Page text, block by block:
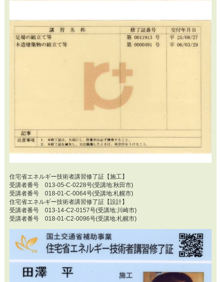
住宅省エネルギー技術者講習修了証【施工】
受講者番号 013-05-C-0228号(受講地:秋田市)
受講者番号 018-01-C-0064号(受講地:札幌市)
住宅省エネルギー技術者講習修了証【設計】
受講者番号 013-14-C2-0157号(受講地:川崎市)
受講者番号 018-01-C2-0096号(受講地:札幌市)